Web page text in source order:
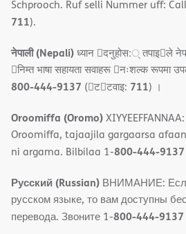
Schprooch. Ruf selli Nummer uff:
711).
नेपाली (Nepali)ध्यान 􀇑दनुहोस:् तपाइ􀉍ले
􀇓निम्त भाषा सहायता सवाहरू 􀇓नःशल्क
800-444-9137 (􀇑ट􀇑टवाइ: 711) ।
Oroomiffa (Oromo)
Oroomiffa, tajaajila gargaarsa
ni argama. Bilbilaa 1-800-444-9137
Русский (Russian) ВНИМАНИЕ:
русском языке, то вам доступны
перевода. Звоните 1-800-444-9137